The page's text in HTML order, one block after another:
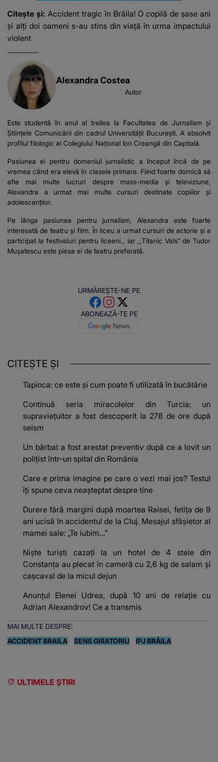
Citește și: Accident tragic în Brăila! O copilă de șase ani
și alți doi oameni s-au stins din viață în urma impactului
violent
Alexandra Costea
Autor
Este studentă în anul al treilea la Facultatea de Jurnalism și
Științele Comunicării din cadrul Universității București. A absolvit
profilul filologic al Colegiului Național Ion Creangă din Capitală.
Pasiunea ei pentru domeniul jurnalistic a început încă de pe
vremea când era elevă în clasele primare. Fiind foarte dornică să
afle mai multe lucruri despre mass-media și televiziune,
Alexandra a urmat mai multe cursuri destinate copiilor și
adolescenților.
Pe lânga pasiunea pentru jurnalism, Alexandra este foarte
interesată de teatru și film. În liceu a urmat cursuri de actorie și a
participat la festivaluri pentru liceeni., iar ,,Titanic Vals” de Tudor
Mușatescu este piesa ei de teatru preferată.
URMĂREȘTE-NE PE
ABONEAZĂ-TE PE
CITEȘTE ȘI
Tapioca: ce este și cum poate fi utilizată în bucătărie
Continuă seria miracolelor din Turcia: un
supravieţuitor a fost descoperit la 278 de ore după
seism
Un bărbat a fost arestat preventiv după ce a lovit un
polițist într-un spital din România
Care e prima imagine pe care o vezi mai jos? Testul
îți spune ceva neașteptat despre tine
Durere fără margini după moartea Raisei, fetița de 9
ani ucisă în accidentul de la Cluj. Mesajul sfâșietor al
mamei sale: „Te iubim…”
Niște turiști cazați la un hotel de 4 stele din
Constanța au plecat în cameră cu 2,6 kg de salam și
cașcaval de la micul dejun
Anunțul Elenei Udrea, după 10 ani de relație cu
Adrian Alexandrov! Ce a transmis
MAI MULTE DESPRE:
ACCIDENT BRAILA
SENS GIRATORIU IPJ BRĂILA
ULTIMELE ȘTIRI